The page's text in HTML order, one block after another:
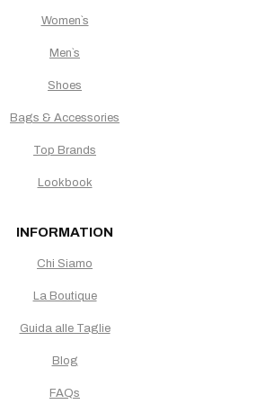
Women`s
Men`s
Shoes
Bags & Accessories
Top Brands
Lookbook
INFORMATION
Chi Siamo
La Boutique
Guida alle Taglie
Blog
FAQs